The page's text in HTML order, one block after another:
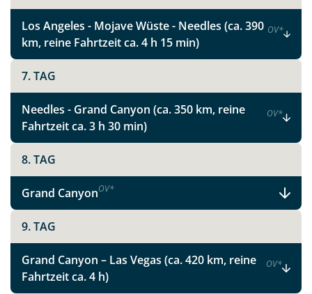
Metropolen und Nationalparks im Westen
der USA
Facebook
Instagram
X
WhatsApp
Telegram
per E-Mail senden
Los Angeles - Mojave Wüste - Needles (ca. 390
km, reine Fahrtzeit ca. 4 h 15 min)
OV*
7. TAG
Needles - Grand Canyon (ca. 350 km, reine
Fahrtzeit ca. 3 h 30 min)
OV*
8. TAG
Grand CanyonOV*
9. TAG
Grand Canyon – Las Vegas (ca. 420 km, reine
Fahrtzeit ca. 4 h)
OV*